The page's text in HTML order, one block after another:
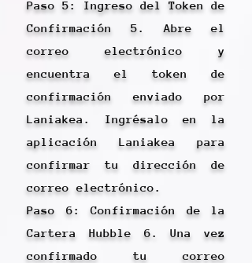
Paso 5: Ingreso del Token de
Confirmación 5. Abre el
correo electrónico y
encuentra el token de
confirmación enviado por
Laniakea. Ingrésalo en la
aplicación Laniakea para
confirmar tu dirección de
correo electrónico.
Paso 6: Confirmación de la
Cartera Hubble 6. Una vez
confirmado tu correo